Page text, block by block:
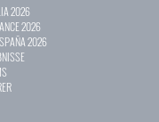
2026
2026
2026